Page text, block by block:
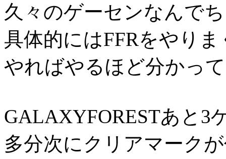
久々のゲーセンなんで
具体的にはFFRをやり
やればやるほど分かっ
GALAXYFORESTあと3
多分次にクリアマーク